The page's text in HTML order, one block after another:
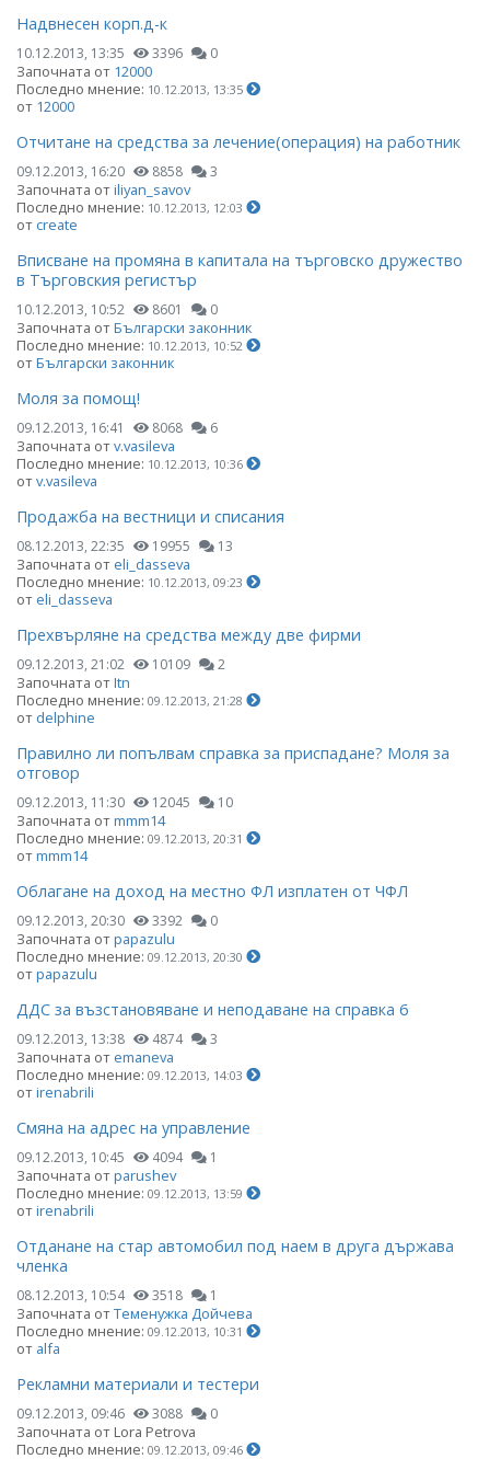
Надвнесен корп.д-к
10.12.2013, 13:35 3396 0
Започната от 12000
Последно мнение: 10.12.2013, 13:35
от 12000
Отчитане на средства за лечение(операция) на работник
09.12.2013, 16:20 8858 3
Започната отiliyan_savov
Последно мнение: 10.12.2013, 12:03
отcreate
Вписване на промяна в капитала на търговско дружество
в Търговския регистър
10.12.2013, 10:52 8601 0
Започната отБългарски законник
Последно мнение: 10.12.2013, 10:52
отБългарски законник
Моля за помощ!
09.12.2013, 16:41 8068 6
Започната отv.vasileva
Последно мнение: 10.12.2013, 10:36
отv.vasileva
Продажба на вестници и списания
08.12.2013, 22:35 19955 13
Започната отeli_dasseva
Последно мнение: 10.12.2013, 09:23
отeli_dasseva
Прехвърляне на средства между две фирми
09.12.2013, 21:02 10109 2
Започната отItn
Последно мнение: 09.12.2013, 21:28
от delphine
Правилно ли попълвам справка за приспадане? Моля за
отговор
09.12.2013, 11:30 12045 10
Започната отmmm14
Последно мнение: 09.12.2013, 20:31
отmmm14
Облагане на доход на местно ФЛ изплатен от ЧФЛ
09.12.2013, 20:30 3392 0
Започната отpapazulu
Последно мнение: 09.12.2013, 20:30
отpapazulu
ДДС за възстановяване и неподаване на справка 6
09.12.2013, 13:38 4874 3
Започната отemaneva
Последно мнение: 09.12.2013, 14:03
отirenabrili
Смяна на адрес на управление
09.12.2013, 10:45 4094 1
Започната отparushev
Последно мнение: 09.12.2013, 13:59
отirenabrili
Отданане на стар автомобил под наем в друга държава
членка
08.12.2013, 10:54 3518 1
Започната отТеменужка Дойчева
Последно мнение: 09.12.2013, 10:31
от alfa
Рекламни материали и тестери
09.12.2013, 09:46 3088 0
Започната от Lora Petrova
Последно мнение: 09.12.2013, 09:46